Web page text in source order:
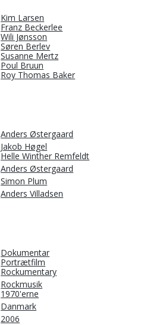
Kim Larsen
Franz Beckerlee
Wili Jønsson
Søren Berlev
Susanne Mertz
Poul Bruun
Roy Thomas Baker
Anders Østergaard
Jakob Høgel
Helle Winther Remfeldt
Anders Østergaard
Simon Plum
Anders Villadsen
Dokumentar
Portrætfilm
Rockumentary
Rockmusik
1970'erne
Danmark
2006